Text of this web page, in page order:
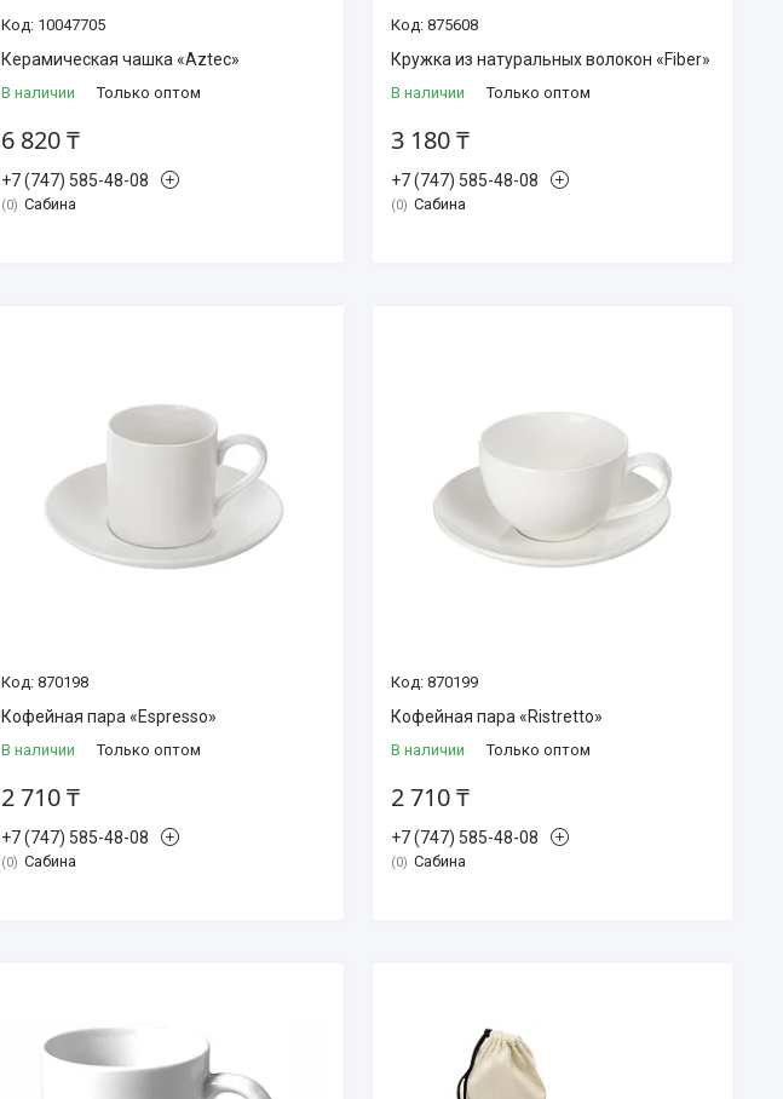
10047705
Керамическая чашка «Aztec»
В наличии Только оптом
6 820 ₸
+7 (747) 585-48-08
0 Сабина
875608
Кружка из натуральных волокон «Fiber»
В наличии Только оптом
3 180 ₸
+7 (747) 585-48-08
0 Сабина
870198
Кофейная пара «Espresso»
В наличии Только оптом
2 710 ₸
+7 (747) 585-48-08
0 Сабина
870199
Кофейная пара «Ristretto»
В наличии Только оптом
2 710 ₸
+7 (747) 585-48-08
0 Сабина